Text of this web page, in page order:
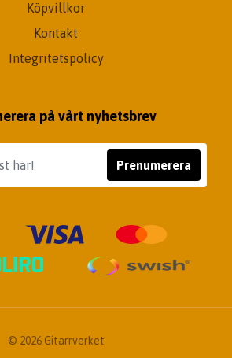
Köpvillkor
Kontakt
Integritetspolicy
på vårt nyhetsbrev
Prenumerera
© 2026 Gitarrverket